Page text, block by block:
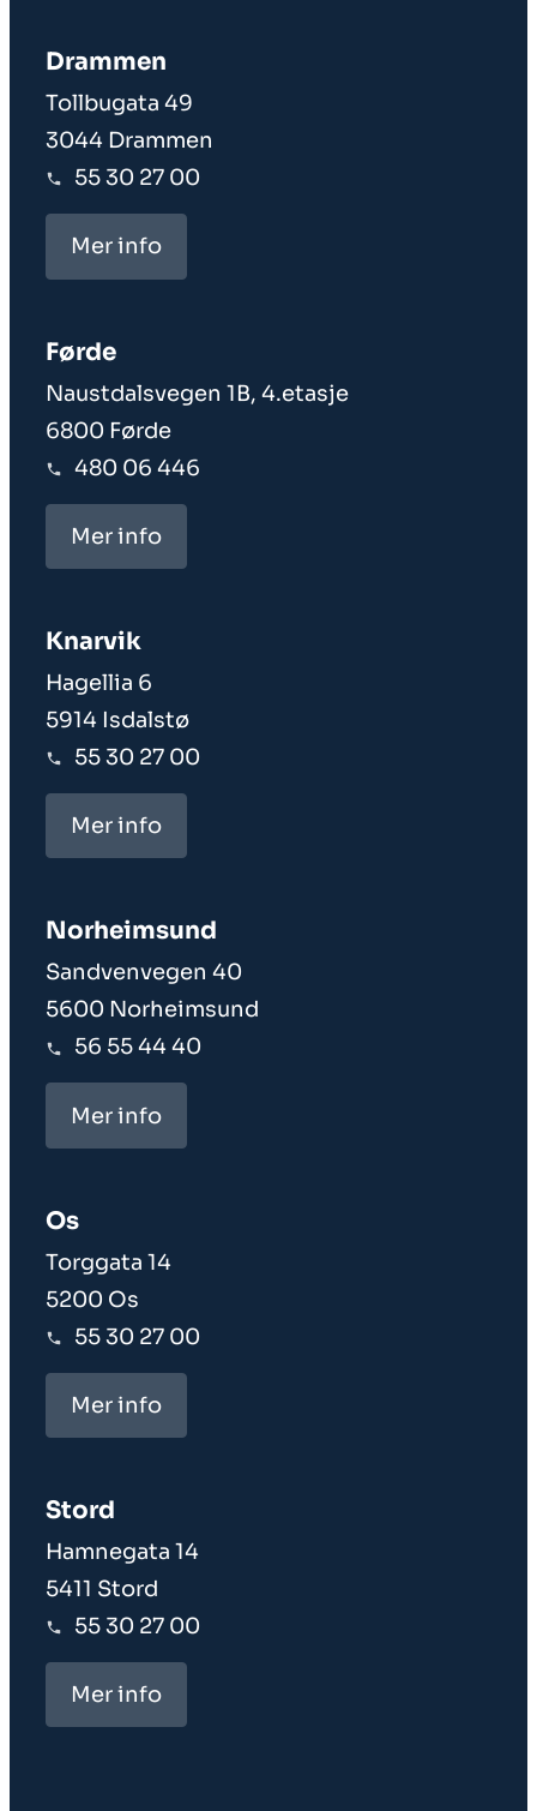
Drammen
Tollbugata 49
3044 Drammen
55 30 27 00
Mer info
Førde
Naustdalsvegen 1B, 4.etasje
6800 Førde
480 06 446
Mer info
Knarvik
Hagellia 6
5914 Isdalstø
55 30 27 00
Mer info
Norheim­sund
Sandvenvegen 40
5600 Norheimsund
56 55 44 40
Mer info
Os
Torggata 14
5200 Os
55 30 27 00
Mer info
Stord
Hamnegata 14
5411 Stord
55 30 27 00
Mer info